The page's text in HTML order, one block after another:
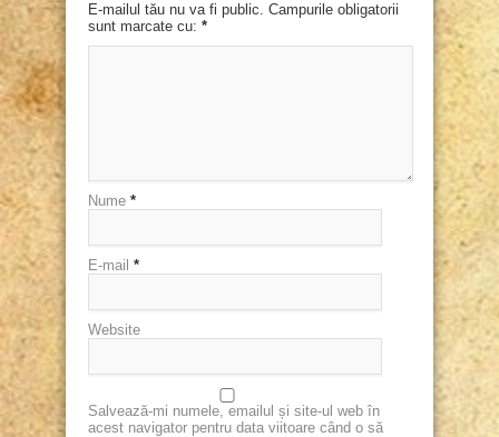
E-mailul tău nu va fi public. Campurile obligatorii
sunt marcate cu: *
Nume *
E-mail *
Website
Salvează-mi numele, emailul și site-ul web în
acest navigator pentru data viitoare când o să